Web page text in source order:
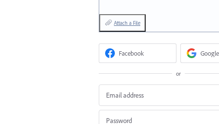
Attach a File
Facebook Google
or